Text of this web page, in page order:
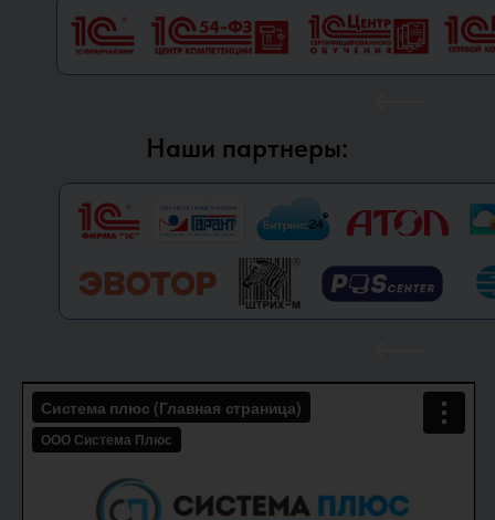
Наши партнеры: